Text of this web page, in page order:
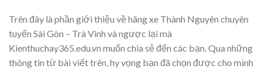
Trên đây là phần giới thiệu về hãng xe Thành Nguyên chuyên
tuyến Sài Gòn – Trà Vinh và ngược lại mà
Kienthuchay365.edu.vn muốn chia sẻ đến các bạn. Qua những
thông tin từ bài viết trên, hy vọng bạn đã chọn được cho mình